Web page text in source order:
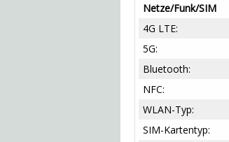
Netze/Funk/SIM
4G LTE:
5G:
Bluetooth:
NFC:
WLAN-Typ:
SIM-Kartentyp: